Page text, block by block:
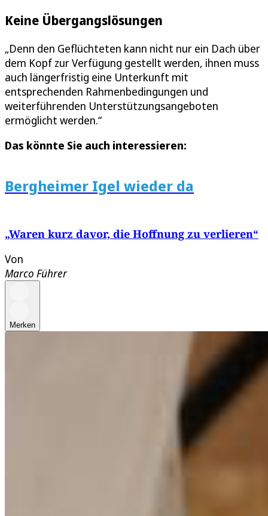
Keine Übergangslösungen
„Denn den Geflüchteten kann nicht nur ein Dach über
dem Kopf zur Verfügung gestellt werden, ihnen muss
auch längerfristig eine Unterkunft mit
entsprechenden Rahmenbedingungen und
weiterführenden Unterstützungsangeboten
ermöglicht werden.“
Das könnte Sie auch interessieren:
Bergheimer Igel wieder da
„Waren kurz davor, die Hoffnung zu verlieren“
Von
Marco Führer
Merken